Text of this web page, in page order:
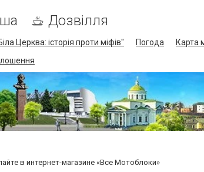
Дозвілля
Церква: історія проти міфів" Погода Карта
в интернет-магазине «Все Мотоблоки»